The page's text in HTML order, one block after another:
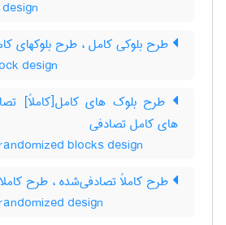
طرح بلوکی کامل ، طرح بلوکهای
design
طرح بلوک های کامل[کاملاً]
های کامل تصادفی
blocks design
طرح کاملاً تصادفی‌شده ، طرح
design